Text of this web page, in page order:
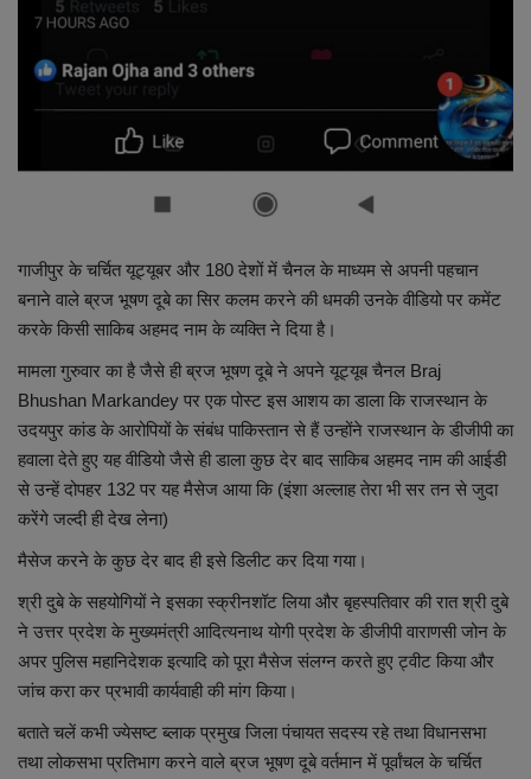
About us
Advertise with us
गाजीपुर के चर्चित यूट्यूबर और 180 देशों में चैनल के माध्यम से अपनी पहचान
बनाने वाले ब्रज भूषण दूबे का सिर कलम करने की धमकी उनके वीडियो पर कमेंट
करके किसी साकिब अहमद नाम के व्यक्ति ने दिया है।
मामला गुरुवार का है जैसे ही ब्रज भूषण दूबे ने अपने यूट्यूब चैनल Braj
Bhushan Markandey पर एक पोस्ट इस आशय का डाला कि राजस्थान के
उदयपुर कांड के आरोपियों के संबंध पाकिस्तान से हैं उन्होंने राजस्थान के डीजीपी का
हवाला देते हुए यह वीडियो जैसे ही डाला कुछ देर बाद साकिब अहमद नाम की आईडी
से उन्हें दोपहर 132 पर यह मैसेज आया कि (इंशा अल्लाह तेरा भी सर तन से जुदा
करेंगे जल्दी ही देख लेना)
मैसेज करने के कुछ देर बाद ही इसे डिलीट कर दिया गया।
श्री दुबे के सहयोगियों ने इसका स्क्रीनशॉट लिया और बृहस्पतिवार की रात श्री दुबे
ने उत्तर प्रदेश के मुख्यमंत्री आदित्यनाथ योगी प्रदेश के डीजीपी वाराणसी जोन के
अपर पुलिस महानिदेशक इत्यादि को पूरा मैसेज संलग्न करते हुए ट्वीट किया और
जांच करा कर प्रभावी कार्यवाही की मांग किया।
बताते चलें कभी ज्येसष्ट ब्लाक प्रमुख जिला पंचायत सदस्य रहे तथा विधानसभा
तथा लोकसभा प्रतिभाग करने वाले ब्रज भूषण दूबे वर्तमान में पूर्वांचल के चर्चित